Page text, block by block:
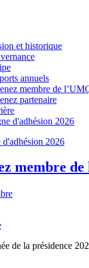
et historique
annuels
membre de
partenaire
d'adhésion 2026
membre
de la présidence